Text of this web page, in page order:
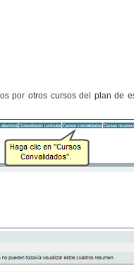
por otros cursos del plan de